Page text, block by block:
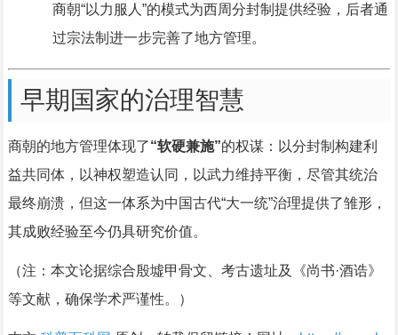
商朝“以力服人”的模式为西周分封制提供经验，后者通
过宗法制进一步完善了地方管理。
早期国家的治理智慧
商朝的地方管理体现了“软硬兼施”的权谋：以分封制构建利
益共同体，以神权塑造认同，以武力维持平衡，尽管其统治
最终崩溃，但这一体系为中国古代“大一统”治理提供了雏形，
其成败经验至今仍具研究价值。
（注：本文论据综合殷墟甲骨文、考古遗址及《尚书·酒诰》
等文献，确保学术严谨性。）